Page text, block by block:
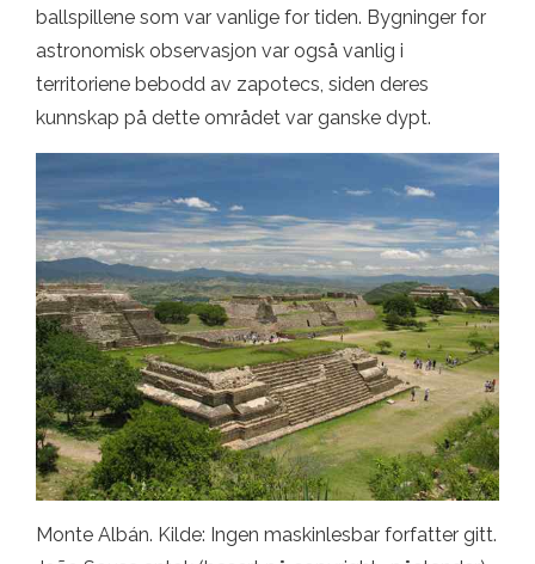
ballspillene som var vanlige for tiden. Bygninger for
astronomisk observasjon var også vanlig i
territoriene bebodd av zapotecs, siden deres
kunnskap på dette området var ganske dypt.
Monte Albán. Kilde: Ingen maskinlesbar forfatter gitt.